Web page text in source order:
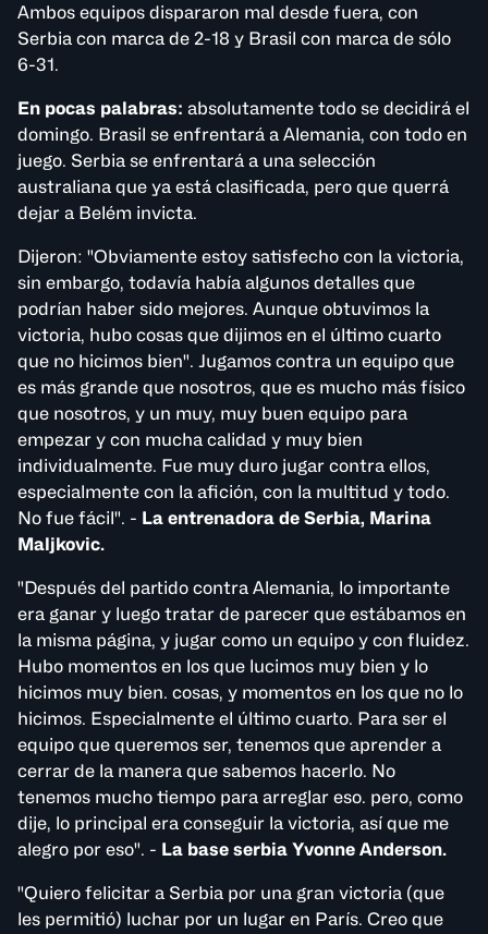
Ambos equipos dispararon mal desde fuera, con
Serbia con marca de 2-18 y Brasil con marca de sólo
6-31.
En pocas palabras: absolutamente todo se decidirá el
domingo. Brasil se enfrentará a Alemania, con todo en
juego. Serbia se enfrentará a una selección
australiana que ya está clasificada, pero que querrá
dejar a Belém invicta.
Dijeron: "Obviamente estoy satisfecho con la victoria,
sin embargo, todavía había algunos detalles que
podrían haber sido mejores. Aunque obtuvimos la
victoria, hubo cosas que dijimos en el último cuarto
que no hicimos bien". Jugamos contra un equipo que
es más grande que nosotros, que es mucho más físico
que nosotros, y un muy, muy buen equipo para
empezar y con mucha calidad y muy bien
individualmente. Fue muy duro jugar contra ellos,
especialmente con la afición, con la multitud y todo.
No fue fácil". - La entrenadora de Serbia, Marina
Maljkovic.
"Después del partido contra Alemania, lo importante
era ganar y luego tratar de parecer que estábamos en
la misma página, y jugar como un equipo y con fluidez.
Hubo momentos en los que lucimos muy bien y lo
hicimos muy bien. cosas, y momentos en los que no lo
hicimos. Especialmente el último cuarto. Para ser el
equipo que queremos ser, tenemos que aprender a
cerrar de la manera que sabemos hacerlo. No
tenemos mucho tiempo para arreglar eso. pero, como
dije, lo principal era conseguir la victoria, así que me
alegro por eso". - La base serbia Yvonne Anderson.
"Quiero felicitar a Serbia por una gran victoria (que
les permitió) luchar por un lugar en París. Creo que